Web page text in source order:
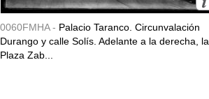
0060FMHA - Palacio Taranco. Circunvalación
Durango y calle Solís. Adelante a la derecha, la
Plaza Zab...